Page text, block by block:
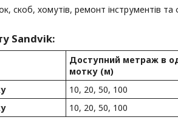
скоб, хомутів, ремонт інструментів та
Sandvik:
Доступний метраж в
мотку (м)
10, 20, 50, 100
10, 20, 50, 100